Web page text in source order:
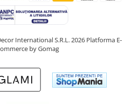
International S.R.L. 2026 Platforma E-
by Gomag